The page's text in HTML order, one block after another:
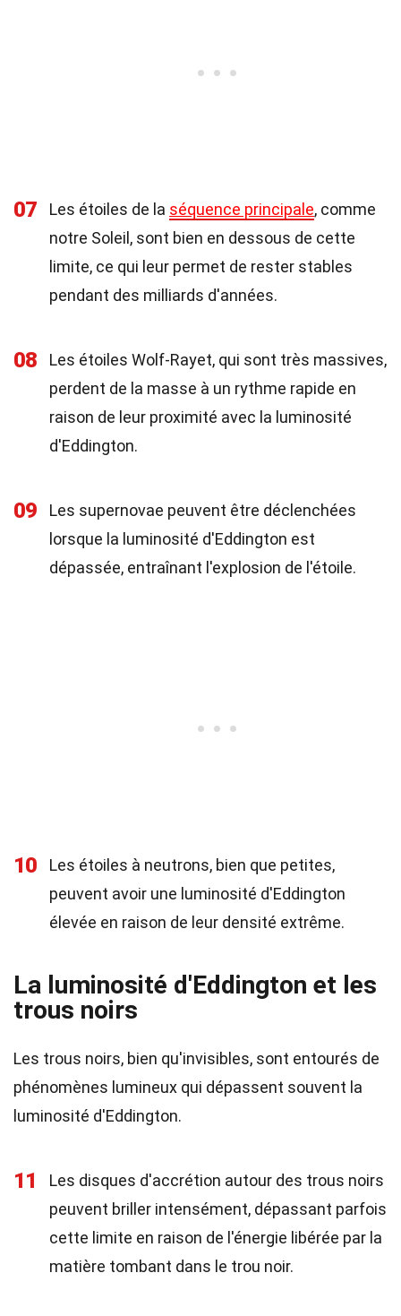
07 Les étoiles de la séquence principale, comme
notre Soleil, sont bien en dessous de cette
limite, ce qui leur permet de rester stables
pendant des milliards d'années.
08
Les étoiles Wolf-Rayet, qui sont très massives,
perdent de la masse à un rythme rapide en
raison de leur proximité avec la luminosité
d'Eddington.
09
Les supernovae peuvent être déclenchées
lorsque la luminosité d'Eddington est
dépassée, entraînant l'explosion de l'étoile.
10
Les étoiles à neutrons, bien que petites,
peuvent avoir une luminosité d'Eddington
élevée en raison de leur densité extrême.
La luminosité d'Eddington et les
trous noirs
Les trous noirs, bien qu'invisibles, sont entourés de
phénomènes lumineux qui dépassent souvent la
luminosité d'Eddington.
11
Les disques d'accrétion autour des trous noirs
peuvent briller intensément, dépassant parfois
cette limite en raison de l'énergie libérée par la
matière tombant dans le trou noir.